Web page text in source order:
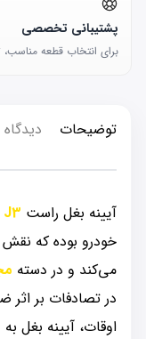
پشتیبانی تخصصی
برای انتخاب قطعه
توضیحات
آیینه بغل راست J3
خودرو بوده که نقش
می‌کند و در دسته
در تصادفات بر اثر
اوقات، آیینه بغل